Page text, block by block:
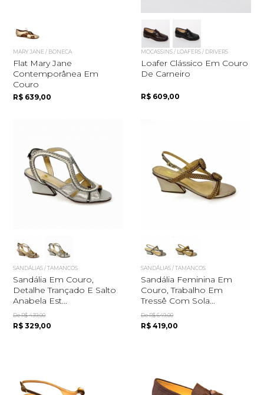
MARY JANE / BONECA
Flat Mary Jane
Contemporânea Em
Couro
R$ 639,00
MOCASSINS / LOAFERS / DRIVERS
Loafer Clássico Em Couro
De Carneiro
R$ 609,00
SANDÁLIAS / TAMANCOS
Sandália Em Couro,
Detalhe Trançado E Salto
Anabela Est...
De R$ 439,00
R$ 329,00
SANDÁLIAS / TAMANCOS
Sandália Feminina Em
Couro, Trabalho Em
Tressê Com Sola...
De R$ 649,00
R$ 419,00